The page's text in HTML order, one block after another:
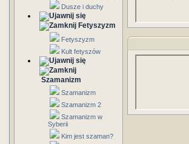
Dusze i duchy
Fetyszyzm
Fetyszyzm
Kult fetyszów
Szamanizm
Szamanizm
Szamanizm 2
Szamanizm w
Syberii
Kim jest szaman?